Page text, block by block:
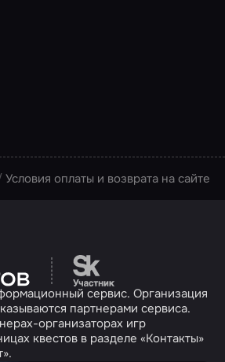
Условия оплаты и возврата на сайте
Перейти на сайт
сервис. Организация
партнерами сервиса.
организаторах игр
квестов в разделе «Контакты»